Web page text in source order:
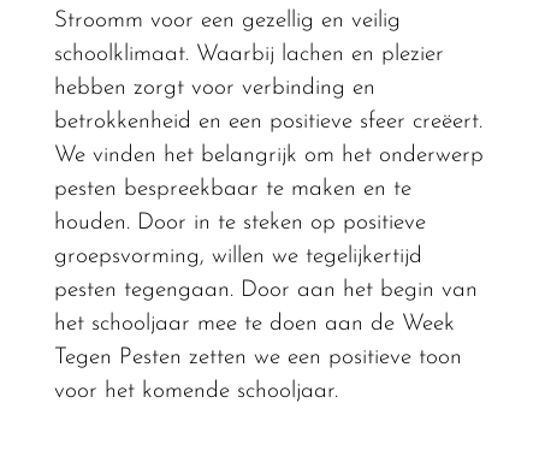
Stroomm voor een gezellig en veilig
schoolklimaat. Waarbij lachen en plezier
hebben zorgt voor verbinding en
betrokkenheid en een positieve sfeer creëert.
We vinden het belangrijk om het onderwerp
pesten bespreekbaar te maken en te
houden. Door in te steken op positieve
groepsvorming, willen we tegelijkertijd
pesten tegengaan. Door aan het begin van
het schooljaar mee te doen aan de Week
Tegen Pesten zetten we een positieve toon
voor het komende schooljaar.